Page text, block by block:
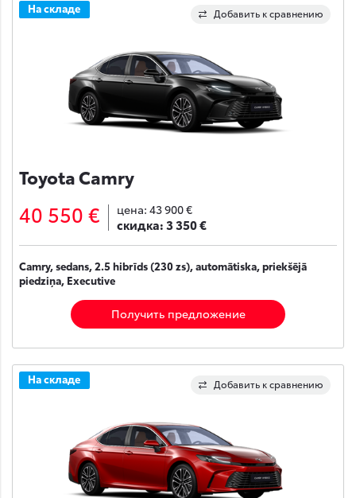
Добавить к сравнению
На складе
Toyota Camry
40 550 € цена: 43 900 €
скидка:3 350 €
Camry, sedans, 2.5 hibrīds (230 zs), automātiska, priekšējā
piedziņa, Executive
Получить предложение
Добавить к сравнению
На складе